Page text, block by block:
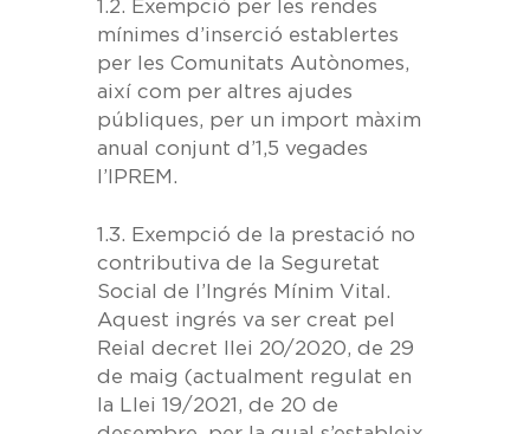
1.2. Exempció per les rendes
mínimes d’inserció establertes
per les Comunitats Autònomes,
així com per altres ajudes
públiques, per un import màxim
anual conjunt d’1,5 vegades
l’IPREM.
1.3. Exempció de la prestació no
contributiva de la Seguretat
Social de l’ Ingrés Mínim Vital .
Aquest ingrés va ser creat pel
Reial decret llei 20/2020, de 29
de maig (actualment regulat en
la Llei 19/2021, de 20 de